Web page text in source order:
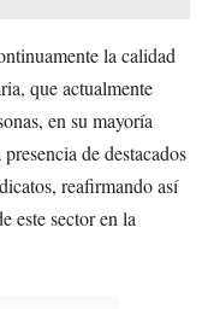
la calidad
que actualmente
en su mayoría
de destacados
reafirmando así
este sector en la